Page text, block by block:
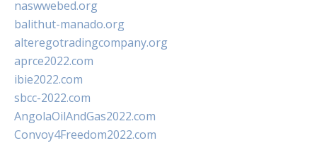
naswwebed.org
balithut-manado.org
alteregotradingcompany.org
aprce2022.com
ibie2022.com
sbcc-2022.com
AngolaOilAndGas2022.com
Convoy4Freedom2022.com